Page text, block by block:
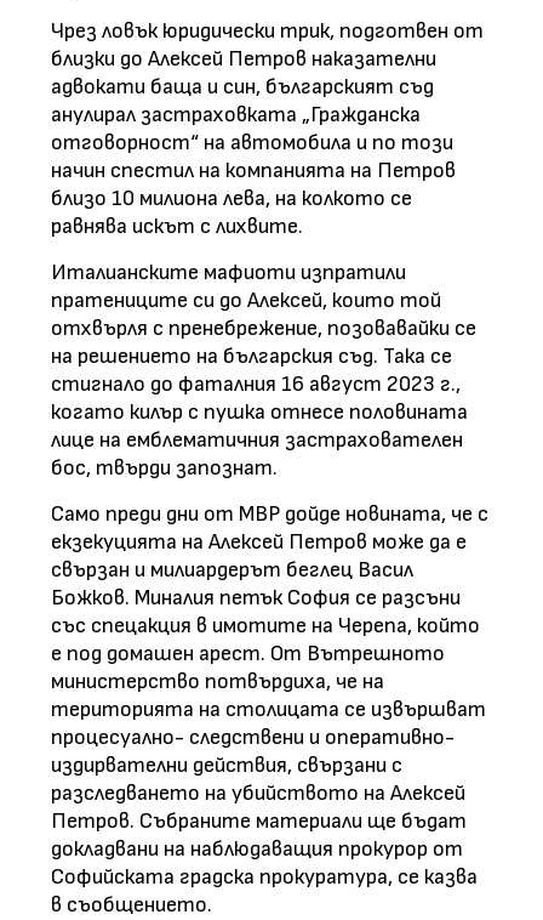
Чрез ловък юридически трик, подготвен от
близки до Алексей Петров наказателни
адвокати баща и син, българският съд
анулирал застраховката „Гражданска
отговорност“ на автомобила и по този
начин спестил на компанията на Петров
близо 10 милиона лева, на колкото се
равнява искът с лихвите.
Италианските мафиоти изпратили
пратениците си до Алексей, които той
отхвърля с пренебрежение, позовавайки се
на решението на българския съд. Така се
стигнало до фаталния 16 август 2023 г.,
когато килър с пушка отнесе половината
лице на емблематичния застрахователен
бос, твърди запознат.
Само преди дни от МВР дойде новината, че с
екзекуцията на Алексей Петров може да е
свързан и милиардерът беглец Васил
Божков. Миналия петък София се разсъни
със спецакция в имотите на Черепа, който
е под домашен арест. От Вътрешното
министерство потвърдиха, че на
територията на столицата се извършват
процесуално- следствени и оперативно-
издирвателни действия, свързани с
разследването на убийството на Алексей
Петров. Събраните материали ще бъдат
докладвани на наблюдаващия прокурор от
Софийската градска прокуратура, се казва
в съобщението.